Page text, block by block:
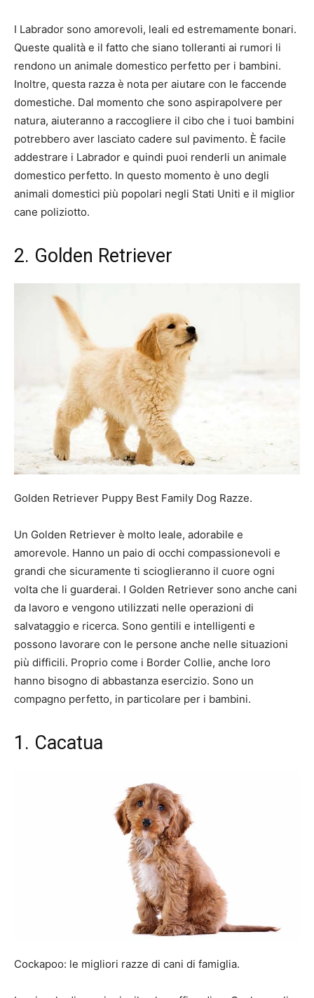
I Labrador sono amorevoli, leali ed estremamente bonari.
Queste qualità e il fatto che siano tolleranti ai rumori li
rendono un animale domestico perfetto per i bambini.
Inoltre, questa razza è nota per aiutare con le faccende
domestiche. Dal momento che sono aspirapolvere per
natura, aiuteranno a raccogliere il cibo che i tuoi bambini
potrebbero aver lasciato cadere sul pavimento. È facile
addestrare i Labrador e quindi puoi renderli un animale
domestico perfetto. In questo momento è uno degli
animali domestici più popolari negli Stati Uniti e il miglior
cane poliziotto.
2. Golden Retriever
Golden Retriever Puppy Best Family Dog Razze.
Un Golden Retriever è molto leale, adorabile e
amorevole. Hanno un paio di occhi compassionevoli e
grandi che sicuramente ti scioglieranno il cuore ogni
volta che li guarderai. I Golden Retriever sono anche cani
da lavoro e vengono utilizzati nelle operazioni di
salvataggio e ricerca. Sono gentili e intelligenti e
possono lavorare con le persone anche nelle situazioni
più difficili. Proprio come i Border Collie, anche loro
hanno bisogno di abbastanza esercizio. Sono un
compagno perfetto, in particolare per i bambini.
1. Cacatua
Cockapoo: le migliori razze di cani di famiglia.